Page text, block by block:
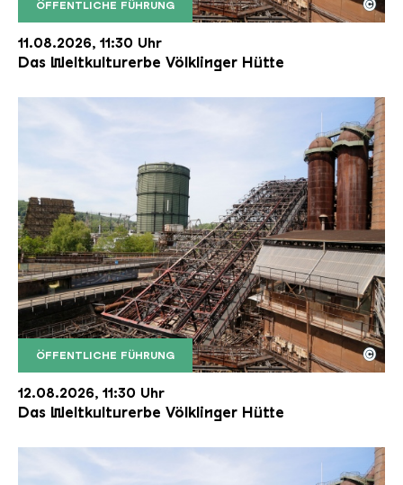
ÖFFENTLICHE FÜHRUNG
Der Erzschrägaufzug der Völklinger Hütte mit
Copyright: Weltkulturerbe Völklinger Hütte | Karl
©
11.08.2026, 11:30 Uhr
Das Weltkulturerbe Völklinger Hütte
ÖFFENTLICHE FÜHRUNG
Der Erzschrägaufzug der Völklinger Hütte mit
Copyright: Weltkulturerbe Völklinger Hütte | Karl
©
12.08.2026, 11:30 Uhr
Das Weltkulturerbe Völklinger Hütte